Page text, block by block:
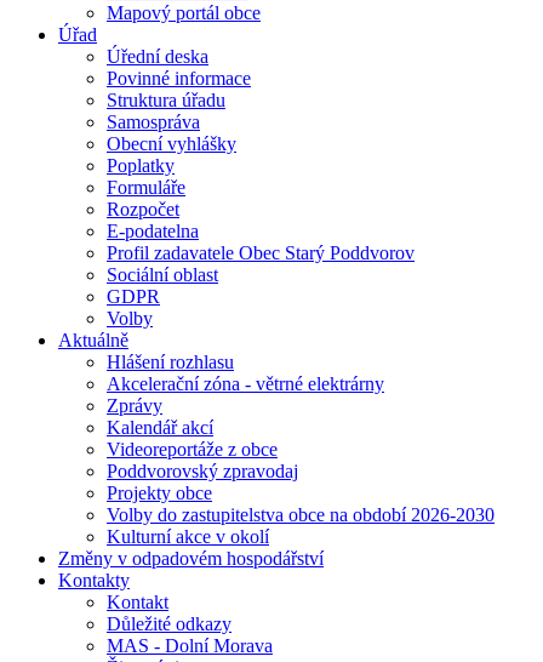
Mapový portál obce
Úřad
Úřední deska
Povinné informace
Struktura úřadu
Samospráva
Obecní vyhlášky
Poplatky
Formuláře
Rozpočet
E-podatelna
Profil zadavatele Obec Starý Poddvorov
Sociální oblast
GDPR
Volby
Aktuálně
Hlášení rozhlasu
Akcelerační zóna - větrné elektrárny
Zprávy
Kalendář akcí
Videoreportáže z obce
Poddvorovský zpravodaj
Projekty obce
Volby do zastupitelstva obce na období 2026-2030
Kulturní akce v okolí
Změny v odpadovém hospodářství
Kontakty
Kontakt
Důležité odkazy
MAS - Dolní Morava